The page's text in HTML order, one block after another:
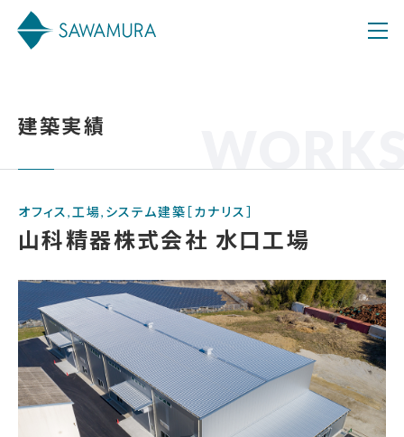
建築実績
オフィス,工場,システム建築［カナリス］
山科精器株式会社 水口工場